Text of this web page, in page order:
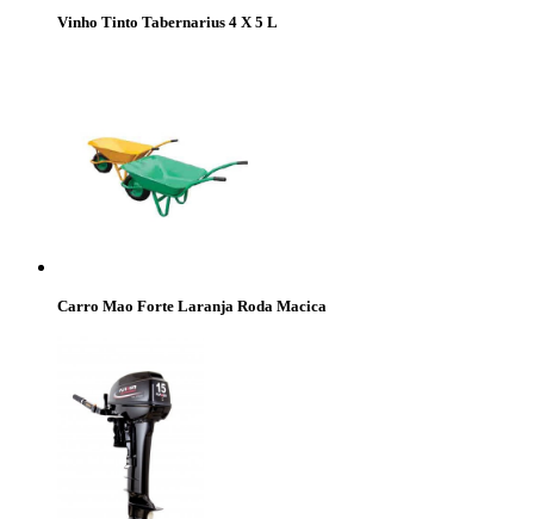
Vinho Tinto Tabernarius 4 X 5 L
Carro Mao Forte Laranja Roda Macica